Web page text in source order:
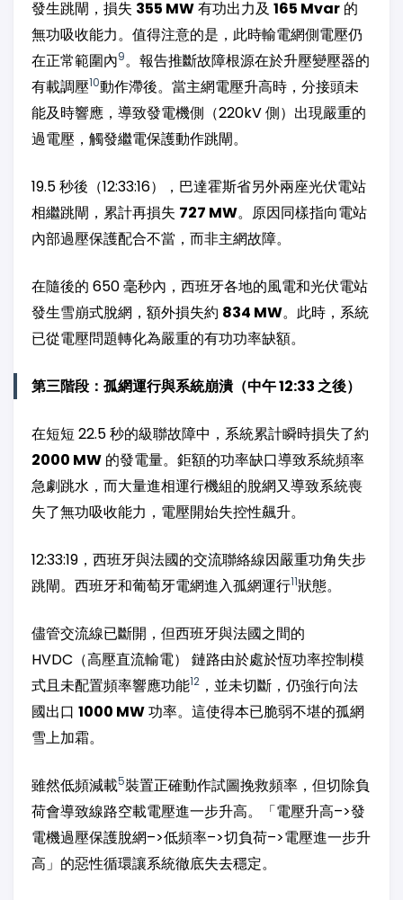
發生跳閘，損失 355 MW有功出力及 165 Mvar 的
無功吸收能力。值得注意的是，此時輸電網側電壓仍
在正常範圍內9。報告推斷故障根源在於升壓變壓器的
有載調壓10動作滯後。當主網電壓升高時，分接頭未
能及時響應，導致發電機側（220kV 側）出現嚴重的
過電壓，觸發繼電保護動作跳閘。
19.5 秒後（12:33:16），巴達霍斯省另外兩座光伏電站
相繼跳閘，累計再損失 727 MW。原因同樣指向電站
內部過壓保護配合不當，而非主網故障。
在隨後的 650 毫秒內，西班牙各地的風電和光伏電站
發生雪崩式脫網，額外損失約 834 MW。此時，系統
已從電壓問題轉化為嚴重的有功功率缺額。
第三階段：孤網運行與系統崩潰（中午 12:33 之後）
在短短 22.5 秒的級聯故障中，系統累計瞬時損失了約
2000 MW 的發電量。鉅額的功率缺口導致系統頻率
急劇跳水，而大量進相運行機組的脫網又導致系統喪
失了無功吸收能力，電壓開始失控性飆升。
12:33:19，西班牙與法國的交流聯絡線因嚴重功角失步
跳閘。西班牙和葡萄牙電網進入孤網運行11狀態。
儘管交流線已斷開，但西班牙與法國之間的
HVDC（高壓直流輸電） 鏈路由於處於恆功率控制模
式且未配置頻率響應功能12 ，並未切斷，仍強行向法
國出口 1000 MW功率。這使得本已脆弱不堪的孤網
雪上加霜。
雖然低頻減載5裝置正確動作試圖挽救頻率，但切除負
荷會導致線路空載電壓進一步升高。「電壓升高–>發
電機過壓保護脫網–>低頻率–>切負荷–>電壓進一步升
高」的惡性循環讓系統徹底失去穩定。